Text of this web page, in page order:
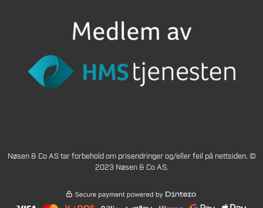
Nøsen & Co AS tar forbehold om prisendringer og/eller feil på nettsiden. ©
2023 Nøsen & Co AS.